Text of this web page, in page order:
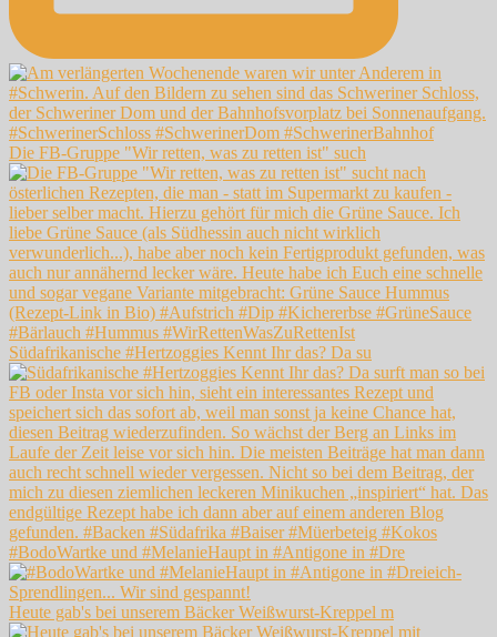
Die FB-Gruppe "Wir retten, was zu retten ist" such
Südafrikanische #Hertzoggies Kennt Ihr das? Da su
#BodoWartke und #MelanieHaupt in #Antigone in #Dre
Heute gab's bei unserem Bäcker Weißwurst-Kreppel m